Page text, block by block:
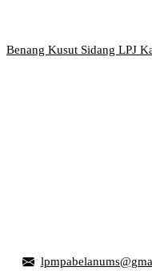
Benang Kusut Sidang LPJ